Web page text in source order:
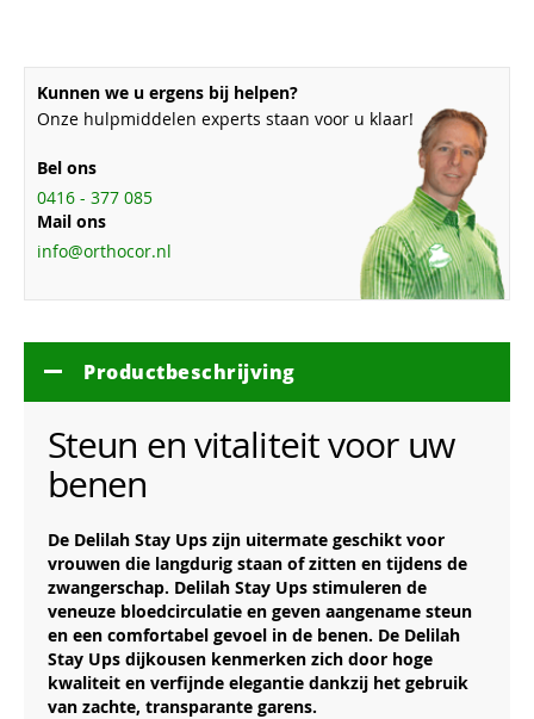
Kunnen we u ergens bij helpen?
Onze hulpmiddelen experts staan voor u klaar!
Bel ons
0416 - 377 085
Mail ons
info@orthocor.nl
Productbeschrijving
Steun en vitaliteit voor uw
benen
De Delilah Stay Ups zijn uitermate geschikt voor
vrouwen die langdurig staan of zitten en tijdens de
zwangerschap. Delilah Stay Ups stimuleren de
veneuze bloedcirculatie en geven aangename steun
en een comfortabel gevoel in de benen. De Delilah
Stay Ups dijkousen kenmerken zich door hoge
kwaliteit en verfijnde elegantie dankzij het gebruik
van zachte, transparante garens.